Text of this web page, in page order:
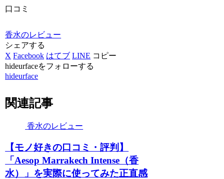
口コミ
香水のレビュー
シェアする
X Facebook はてブ LINE コピー
hideurfaceをフォローする
hideurface
関連記事
香水のレビュー
【モノ好きの口コミ・評判】
「Aesop Marrakech Intense（香
水）」を実際に使ってみた正直感